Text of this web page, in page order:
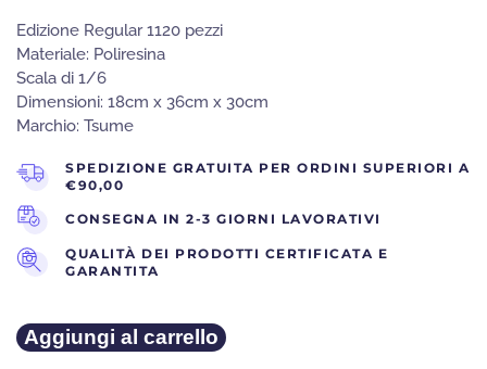
ERA:
Edizione Regular 1120 pezzi
Materiale: Poliresina
Scala di 1/6
Dimensioni: 18cm x 36cm x 30cm
Marchio: Tsume
SPEDIZIONE GRATUITA PER ORDINI SUPERIORI A
€90,00
CONSEGNA IN 2-3 GIORNI LAVORATIVI
QUALITÀ DEI PRODOTTI CERTIFICATA E
GARANTITA
Tsume
Ikigai
Aggiungi al carrello